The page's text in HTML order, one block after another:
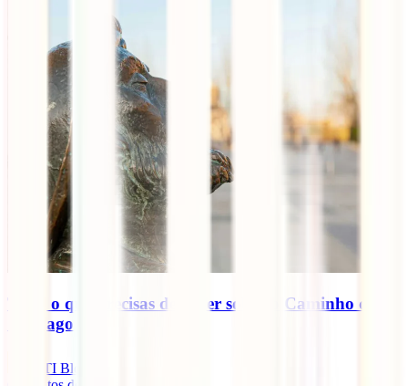
Tudo o que precisas de saber sobre o Caminho de
Santiago
IATI Blog